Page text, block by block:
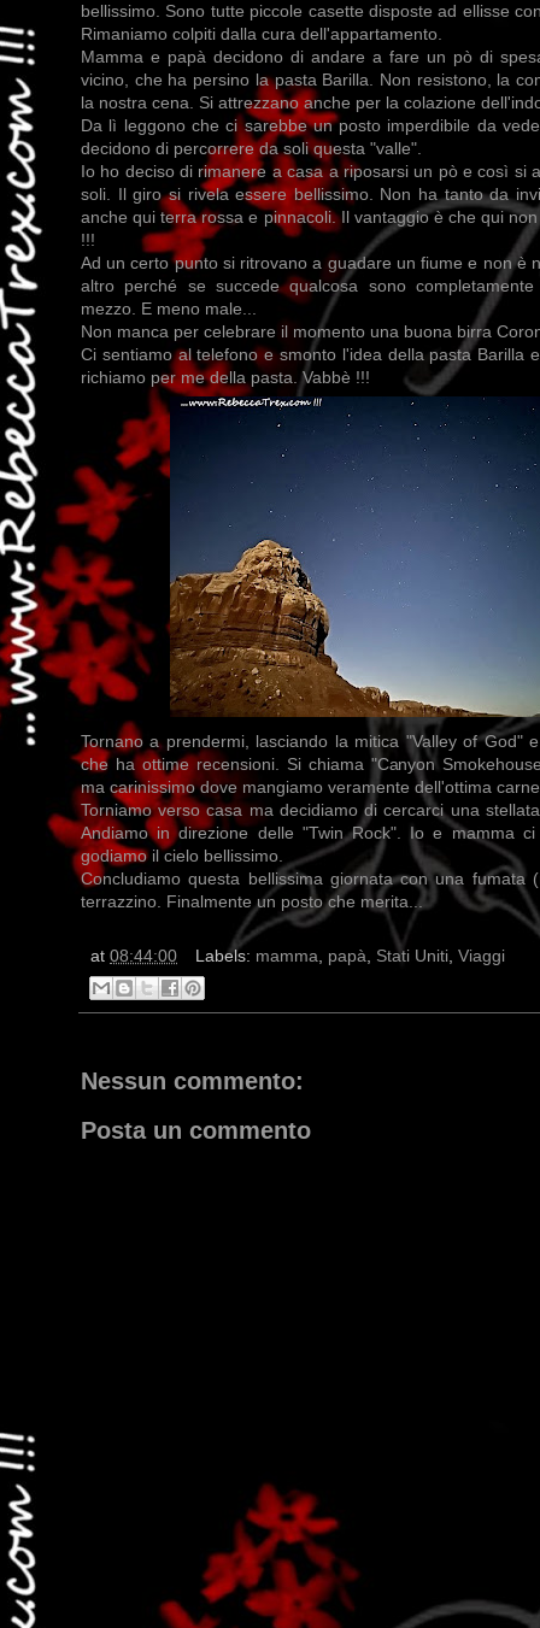
bellissimo. Sono tutte piccole casette disposte ad ellisse
Rimaniamo colpiti dalla cura dell'appartamento.
Mamma e papà decidono di andare a fare un pò di
vicino, che ha persino la pasta Barilla. Non resistono, la
la nostra cena. Si attrezzano anche per la colazione
Da lì leggono che ci sarebbe un posto imperdibile da
decidono di percorrere da soli questa "valle".
Io ho deciso di rimanere a casa a riposarsi un pò e così si
soli. Il giro si rivela essere bellissimo. Non ha tanto da
anche qui terra rossa e pinnacoli. Il vantaggio è che qui
!!!
Ad un certo punto si ritrovano a guadare un fiume e non è
altro perché se succede qualcosa sono
mezzo. E meno male...
Non manca per celebrare il momento una buona birra
Ci sentiamo al telefono e smonto l'idea della pasta Barilla
richiamo per me della pasta. Vabbè !!!
Tornano a prendermi, lasciando la mitica "Valley of God"
che ha ottime recensioni. Si chiama "Canyon
ma carinissimo dove mangiamo veramente dell'ottima
Torniamo verso casa ma decidiamo di cercarci una
Andiamo in direzione delle "Twin Rock". Io e mamma
godiamo il cielo bellissimo.
Concludiamo questa bellissima giornata con una fumata
terrazzino. Finalmente un posto che merita...
at 08:44:00 Labels: mamma, papà, Stati Uniti, Viaggi
Nessun commento:
Posta un commento